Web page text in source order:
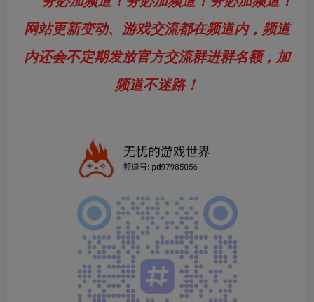
网站更新变动、游戏交流都在频道内，频道
内还会不定期发放官方交流群进群名额，加
频道不迷路！